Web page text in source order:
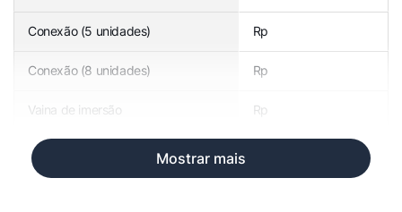
Conexão (5 unidades) Rp
Conexão (8 unidades) Rp
Vaina de imersão Rp
Mostrar mais